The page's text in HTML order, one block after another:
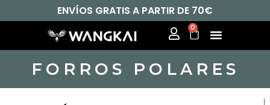
ENVÍOS GRATIS A PARTIR DE 70€
0
FORROS POLARES